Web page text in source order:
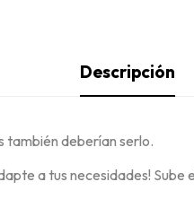
Descripción
también deberían serlo.
a tus necesidades!